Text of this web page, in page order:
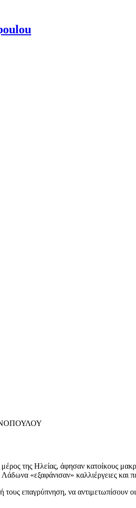
της Ηλείας, άφησαν κατοίκους
«εξαφάνισαν» καλλιέργειες και
επαγρύπνηση, να αντιμετωπίσουν